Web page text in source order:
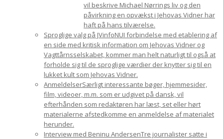
vil beskrive Michael Nørrings liv og den
påvirkning en opvækst i Jehovas Vidner har
haft på hans tilværelse.
Sproglige valg på JVinfoNUI forbindelse med etablering af
en side med kritisk information om Jehovas Vidner og
Vagttårnsselskabet, kommer man helt naturligt til også at
forholde sig til de sproglige værdier der knytter sig til en
lukket kult som Jehovas Vidner.
AnmeldelserSærligt interessante bøger, hjemmesider,
film, videoer, m.m. som er udgivet på dansk, vil
efterhånden som redaktøren har læst, set eller hørt
materialerne afstedkomme en anmeldelse af materialet
herunder.
Interview med Beninu AndersenTre journalister satte i